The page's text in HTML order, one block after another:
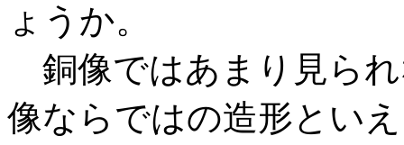
ょうか。
銅像ではあまり見ら
像ならではの造形とい